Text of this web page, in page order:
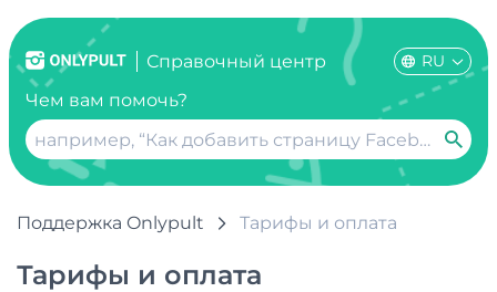
Справочный центр RU
Чем вам помочь?
Поддержка Onlypult Тарифы и оплата
Тарифы и оплата